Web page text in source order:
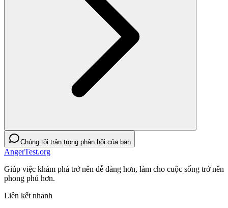
Chúng tôi trân trọng phản hồi của bạn
AngerTest.org
Giúp việc khám phá trở nên dễ dàng hơn, làm cho cuộc sống trở nên
phong phú hơn.
Liên kết nhanh